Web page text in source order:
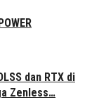
POWER
dan RTX di
Zenless…